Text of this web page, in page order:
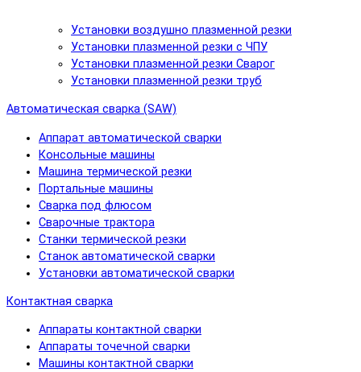
Установки воздушно плазменной резки
Установки плазменной резки с ЧПУ
Установки плазменной резки Сварог
Установки плазменной резки труб
Автоматическая сварка (SAW)
Аппарат автоматической сварки
Консольные машины
Машина термической резки
Портальные машины
Сварка под флюсом
Сварочные трактора
Станки термической резки
Станок автоматической сварки
Установки автоматической сварки
Контактная сварка
Аппараты контактной сварки
Аппараты точечной сварки
Машины контактной сварки